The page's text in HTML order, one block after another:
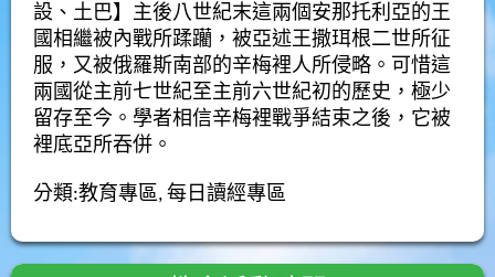
設、土巴】主後八世紀末這兩個安那托利亞的王
國相繼被內戰所蹂躪，被亞述王撒珥根二世所征
服，又被俄羅斯南部的辛梅裡人所侵略。可惜這
兩國從主前七世紀至主前六世紀初的歷史，極少
留存至今。學者相信辛梅裡戰爭結束之後，它被
裡底亞所吞併。
分類:教育專區, 每日讀經專區